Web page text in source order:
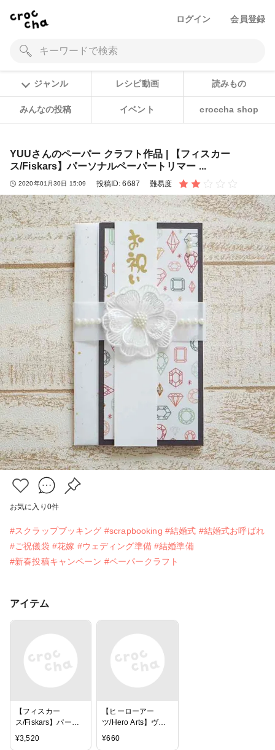
ログイン 会員登録
ジャンル レシピ動画 読みもの
みんなの投稿 イベント croccha shop
YUUさんのペーパー クラフト作品 | 【フィスカー
ス/Fiskars】パーソナルペーパートリマー ...
2020年01月30日 15:09 投稿ID:6687 難易度
お気に入り 0件
#スクラップブッキング #scrapbooking #結婚式 #結婚式お呼ばれ
#ご祝儀袋 #花嫁 #ウェディング準備 #結婚準備
#新春投稿キャンペーン #ペーパークラフト
アイテム
【フィスカー
ス/Fiskars】パーソ
ナルペーパートリマ
ー - Portable
¥3,520
【ヒーローアー
ツ/Hero Arts】ヴェ
ラムペーパー -
¥660